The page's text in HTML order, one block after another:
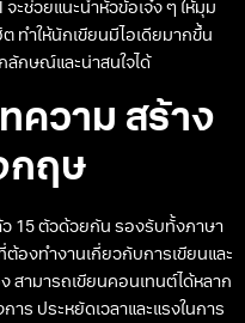
จะช่วยแนะนำหัวข้อเจ๋ง ๆ ให้มุม
ทำให้นักเขียนมีไอเดียมากขึ้น
ลักษณ์และน่าสนใจได้
ความ สร้าง
กฤษ
ว 15 ตัวด้วยกัน รองรับทั้งภาษา
องทำงานเกี่ยวกับการเขียนและ
ามารถเขียนคอนเทนต์ได้หลาก
ร ประหยัดเวลาและแรงในการ